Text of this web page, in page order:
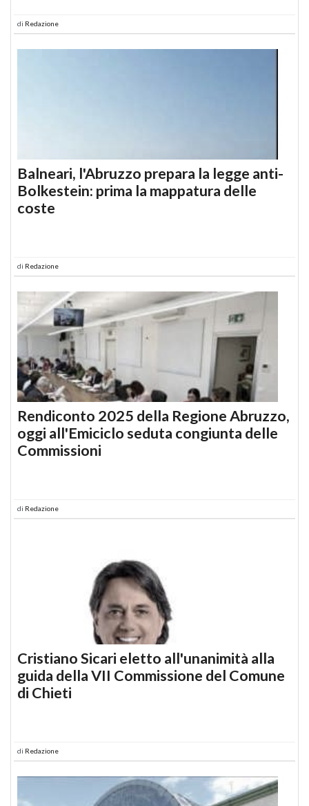
di Redazione
Balneari, l'Abruzzo prepara la legge anti-
Bolkestein: prima la mappatura delle
coste
di Redazione
Rendiconto 2025 della Regione Abruzzo,
oggi all'Emiciclo seduta congiunta delle
Commissioni
di Redazione
Cristiano Sicari eletto all'unanimità alla
guida della VII Commissione del Comune
di Chieti
di Redazione